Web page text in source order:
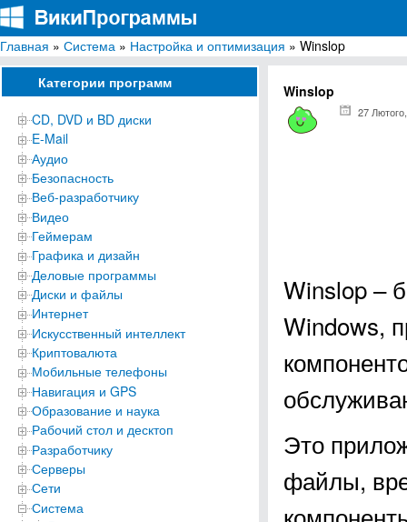
ВикиПрограммы
Энциклопедия бесплатных компьютерных программ для Windows
Главная » Система » Настройка и оптимизация » Winslop
Категории программ
CD, DVD и BD диски
E-Mail
Аудио
Безопасность
Веб-разработчику
Видео
Геймерам
Графика и дизайн
Деловые программы
Диски и файлы
Интернет
Искусственный интеллект
Криптовалюта
Мобильные телефоны
Навигация и GPS
Образование и наука
Рабочий стол и десктоп
Разработчику
Серверы
Сети
Система
Winslop
27
Winslop –
Windows,
Это
файлы,